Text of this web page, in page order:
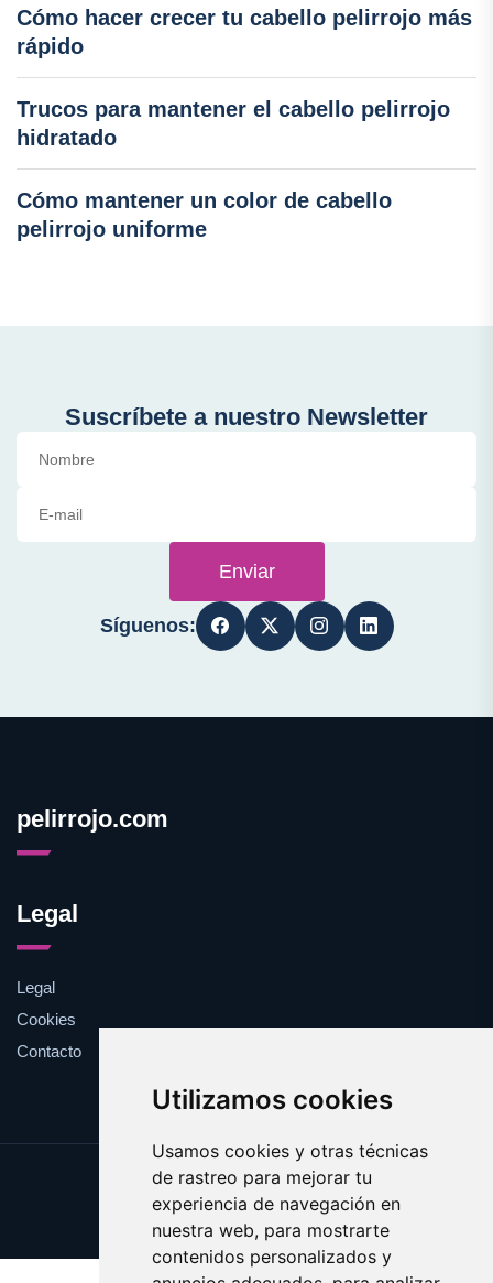
Utilizamos cookies
Usamos cookies y otras técnicas
de rastreo para mejorar tu
experiencia de navegación en
nuestra web, para mostrarte
contenidos personalizados y
Cómo hacer crecer tu cabello pelirrojo más
rápido
Trucos para mantener el cabello pelirrojo
hidratado
Cómo mantener un color de cabello
pelirrojo uniforme
Suscríbete a nuestro Newsletter
Enviar
Síguenos:
pelirrojo.com
Legal
Legal
Cookies
Contacto
Update cookies preferences
Copyright © 2025 pelirrojo.com